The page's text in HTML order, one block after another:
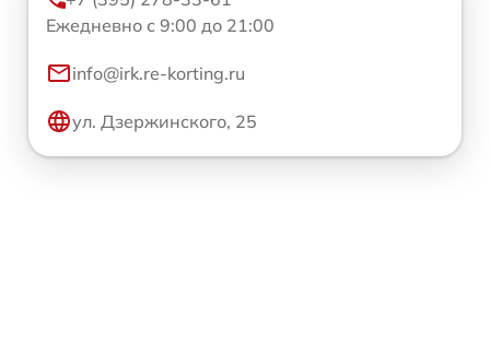
Ежедневно с 9:00 до 21:00
info@irk.re-korting.ru
ул. Дзержинского, 25